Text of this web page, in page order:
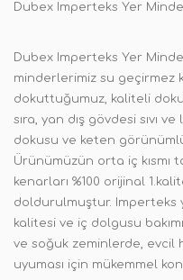
Dubex Imperteks Yer
Dubex Imperteks Yer
minderlerimiz su geçirmez
dokuttuğumuz, kaliteli
sıra, yan dış gövdesi sıvı
dokusu ve keten
Ürünümüzün orta iç kısmı
kenarları %100 orijinal
doldurulmuştur. Imperteks
kalitesi ve iç dolgusu
ve soğuk zeminlerde, evcil
uyuması için mükemmel